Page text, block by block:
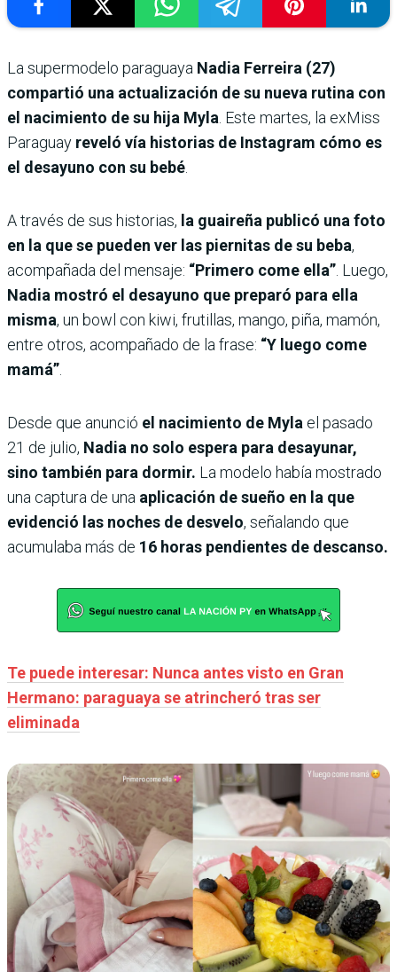
La supermodelo paraguaya Nadia Ferreira (27)
compartió una actualización de su nueva rutina con
el nacimiento de su hija Myla . Este martes, la exMiss
Paraguay reveló vía historias de Instagram cómo es
el desayuno con su bebé
A través de sus historias, la guaireña publicó una foto
en la que se pueden ver las piernitas de su beba,
acompañada del mensaje: “Primero come ella” . Luego,
Nadia mostró el desayuno que preparó para ella
misma, un bowl con kiwi, frutillas, mango, piña, mamón,
entre otros, acompañado de la frase: “Y luego come
mamá”
Desde que anunció el nacimiento de Myla el pasado
21 de julio, Nadia no solo espera para desayunar,
sino también para dormir. La modelo había mostrado
una captura de una aplicación de sueño en la que
evidenció las noches de desvelo, señalando que
acumulaba más de 16 horas pendientes de descanso.
Te puede interesar: Nunca antes visto en Gran
Hermano: paraguaya se atrincheró tras ser
eliminada